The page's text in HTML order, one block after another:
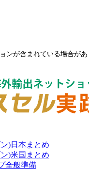
ンが含まれている場合があ
)日本まとめ
)米国まとめ
全般準備